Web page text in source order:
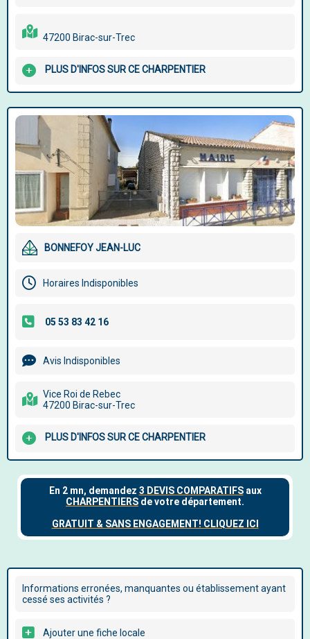
47200 Birac-sur-Trec
PLUS D'INFOS SUR CE CHARPENTIER
BONNEFOY JEAN-LUC
Horaires Indisponibles
Avis Indisponibles
Vice Roi de Rebec
47200 Birac-sur-Trec
PLUS D'INFOS SUR CE CHARPENTIER
Informations erronées, manquantes ou établissement ayant
cessé ses activités ?
Ajouter une fiche locale